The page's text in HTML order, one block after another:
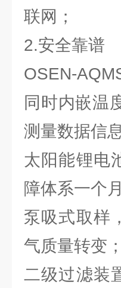
联网；
2.安全靠谱
OSEN-
同时内嵌温
测量数据信
太阳能锂电
障体系一个
泵吸式取样
气质量转变；
二级过滤装